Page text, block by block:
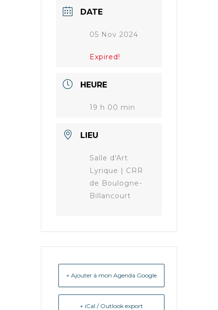
DATE
05 Nov 2024
Expired!
HEURE
19 h 00 min
LIEU
Salle d'Art
Lyrique | CRR
de Boulogne-
Billancourt
+ Ajouter à mon Agenda Google
+ iCal / Outlook export